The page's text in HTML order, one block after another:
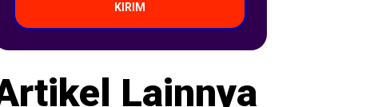
KIRIM
Lainnya